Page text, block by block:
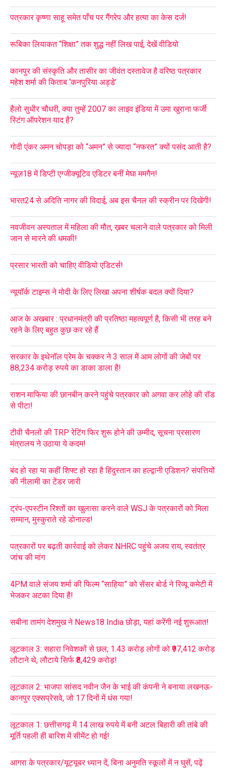
पत्रकार कृष्णा साहू समेत पाँच पर गैंगरेप और हत्या का केस दर्ज!
रूबिका लियाकत “शिक्षा” तक शुद्ध नहीं लिख पाई, देखें वीडियो
कानपुर की संस्कृति और तासीर का जीवंत दस्तावेज है वरिष्ठ पत्रकार
महेश शर्मा की किताब ‘कनपुरिया अड्डे’
हैलो सुधीर चौधरी, क्या तुम्हें 2007 का लाइव इंडिया में उमा खुराना फर्जी
स्टिंग ऑपरेशन याद है?
गोदी एंकर अमन चोपड़ा को “अमन” से ज्यादा “नफरत” क्यों पसंद आती है?
न्यूज़18 में डिप्टी एग्जीक्यूटिव एडिटर बनीं मेघा ममगैन!
भारत24 से अदिति नागर की विदाई, अब इस चैनल की स्क्रीन पर दिखेंगी!
नवजीवन अस्पताल में महिला की मौत, ख़बर चलाने वाले पत्रकार को मिली
जान से मारने की धमकी!
प्रसार भारती को चाहिए वीडियो एडिटर्स!
न्यूयॉर्क टाइम्स ने मोदी के लिए लिखा अपना शीर्षक बदल क्यों दिया?
आज के अखबार : प्रधानमंत्री की प्रतिष्ठा महत्वपूर्ण है, किसी भी तरह बने
रहने के लिए बहुत कुछ कर रहे हैं
सरकार के इथेनॉल प्रेम के चक्कर ने 3 साल में आम लोगों की जेबों पर
88,234 करोड़ रुपये का डाका डाला है!
राशन माफिया की छानबीन करने पहुंचे पत्रकार को अगवा कर लोहे की रॉड
से पीटा!
टीवी चैनलों की TRP रेटिंग फिर शुरू होने की उम्मीद, सूचना प्रसारण
मंत्रालय ने उठाया ये कदम!
बंद हो रहा या कहीं शिफ्ट हो रहा है हिंदुस्तान का हल्द्वानी एडिशन? संपत्तियों
की नीलामी का टेंडर जारी
ट्रंप-एपस्टीन रिश्तों का खुलासा करने वाले WSJ के पत्रकारों को मिला
सम्मान, मुस्कुराते रहे डोनाल्ड!
पत्रकारों पर बढ़ती कार्रवाई को लेकर NHRC पहुंचे अजय राय, स्वतंत्र
जांच की मांग
4PM वाले संजय शर्मा की फिल्म “साहिया” को सेंसर बोर्ड ने रिव्यू कमेटी में
भेजकर अटका दिया है!
सबीना तामंग देशमुख ने News18 India छोड़ा, यहां करेंगी नई शुरूआत!
लूटकाल 3: सहारा निवेशकों से छल; 1.43 करोड़ लोगों को ₹97,412 करोड़
लौटाने थे, लौटाये सिर्फ ₹8,429 करोड़!
लूटकाल 2: भाजपा सांसद नवीन जैन के भाई की कंपनी ने बनाया लखनऊ-
कानपुर एक्सप्रेसवे, जो 17 दिनों में धंस गया!
लूटकाल 1: छत्तीसगढ़ में 14 लाख रुपये में बनी अटल बिहारी की तांबे की
मूर्ति पहली ही बारिश में सीमेंट हो गई!
आगरा के पत्रकार/यूट्यूबर ध्यान दें, बिना अनुमति स्कूलों में न घुसें, पढ़ें